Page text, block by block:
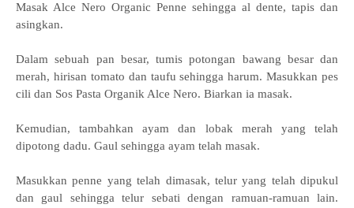
Masak Alce Nero Organic Penne sehingga al dente, tapis dan
asingkan.
Dalam sebuah pan besar, tumis potongan bawang besar dan
merah, hirisan tomato dan taufu sehingga harum. Masukkan pes
cili dan Sos Pasta Organik Alce Nero. Biarkan ia masak.
Kemudian, tambahkan ayam dan lobak merah yang telah
dipotong dadu. Gaul sehingga ayam telah masak.
Masukkan penne yang telah dimasak, telur yang telah dipukul
dan gaul sehingga telur sebati dengan ramuan-ramuan lain.